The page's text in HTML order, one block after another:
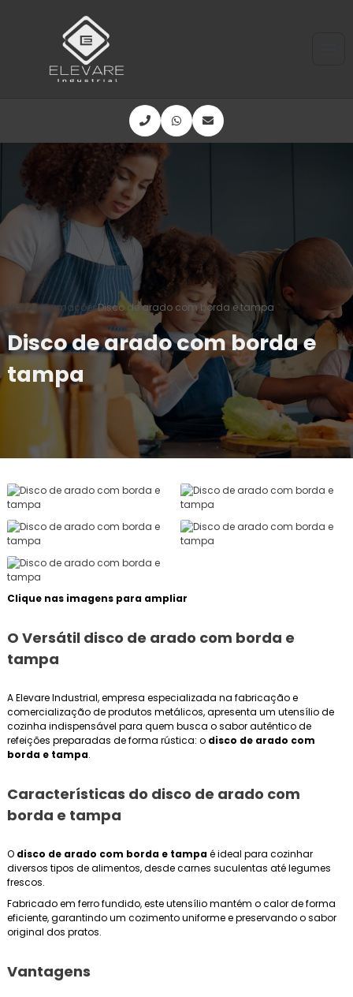
HomeInformaçõesDisco de arado com borda e tampa
Disco de arado com borda e
tampa
Clique nas imagens para ampliar
O Versátil disco de arado com borda e
tampa
A Elevare Industrial, empresa especializada na fabricação e
comercialização de produtos metálicos, apresenta um utensílio de
cozinha indispensável para quem busca o sabor autêntico de
refeições preparadas de forma rústica: o disco de arado com
borda e tampa.
Características do disco de arado com
borda e tampa
O disco de arado com borda e tampaé ideal para cozinhar
diversos tipos de alimentos, desde carnes suculentas até legumes
frescos.
Fabricado em ferro fundido, este utensílio mantém o calor de forma
eficiente, garantindo um cozimento uniforme e preservando o sabor
original dos pratos.
Vantagens